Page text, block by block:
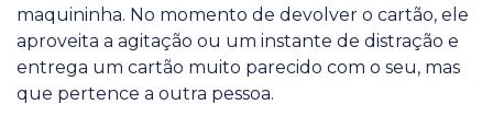
maquininha. No momento de devolver o cartão, ele
aproveita a agitação ou um instante de distração e
entrega um cartão muito parecido com o seu, mas
que pertence a outra pessoa.